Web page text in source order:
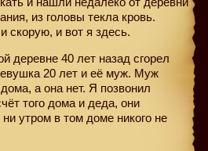
из головы текла кровь.
скорую, и вот я здесь.
деревне 40 лет назад сгорел
20 лет и её муж. Муж
а она нет. Я позвонил
того дома и деда, они
утром в том доме никого не